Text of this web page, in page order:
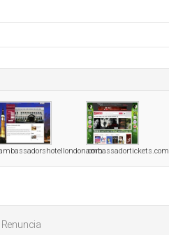
ambassadortickets.com
Renuncia